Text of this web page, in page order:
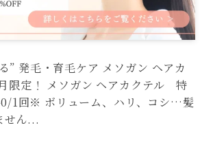
” 発毛・育毛ケア メソガン ヘアカ
限定！ メソガン ヘアカクテル 特
1回※ ボリューム、ハリ、コシ…髪
せん...